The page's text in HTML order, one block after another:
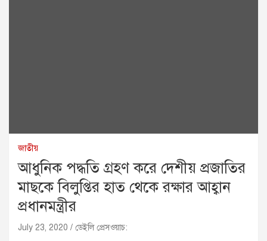
জাতীয়
আধুনিক পদ্ধতি গ্রহণ করে দেশীয় প্রজাতির
মাছকে বিলুপ্তির হাত থেকে রক্ষার আহ্বান
প্রধানমন্ত্রীর
July 23, 2020 ডেইলি প্রেসওয়াচ: